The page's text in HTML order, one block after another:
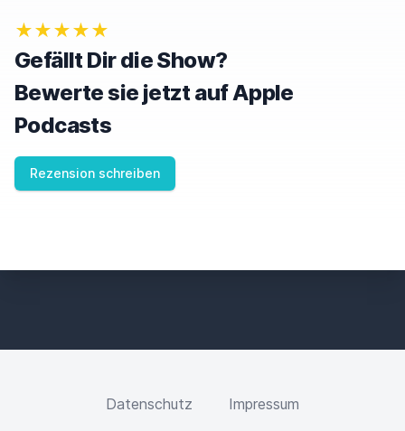
★★★★★
Gefällt Dir die Show?
Bewerte sie jetzt auf Apple
Podcasts
Rezension schreiben
Datenschutz Impressum